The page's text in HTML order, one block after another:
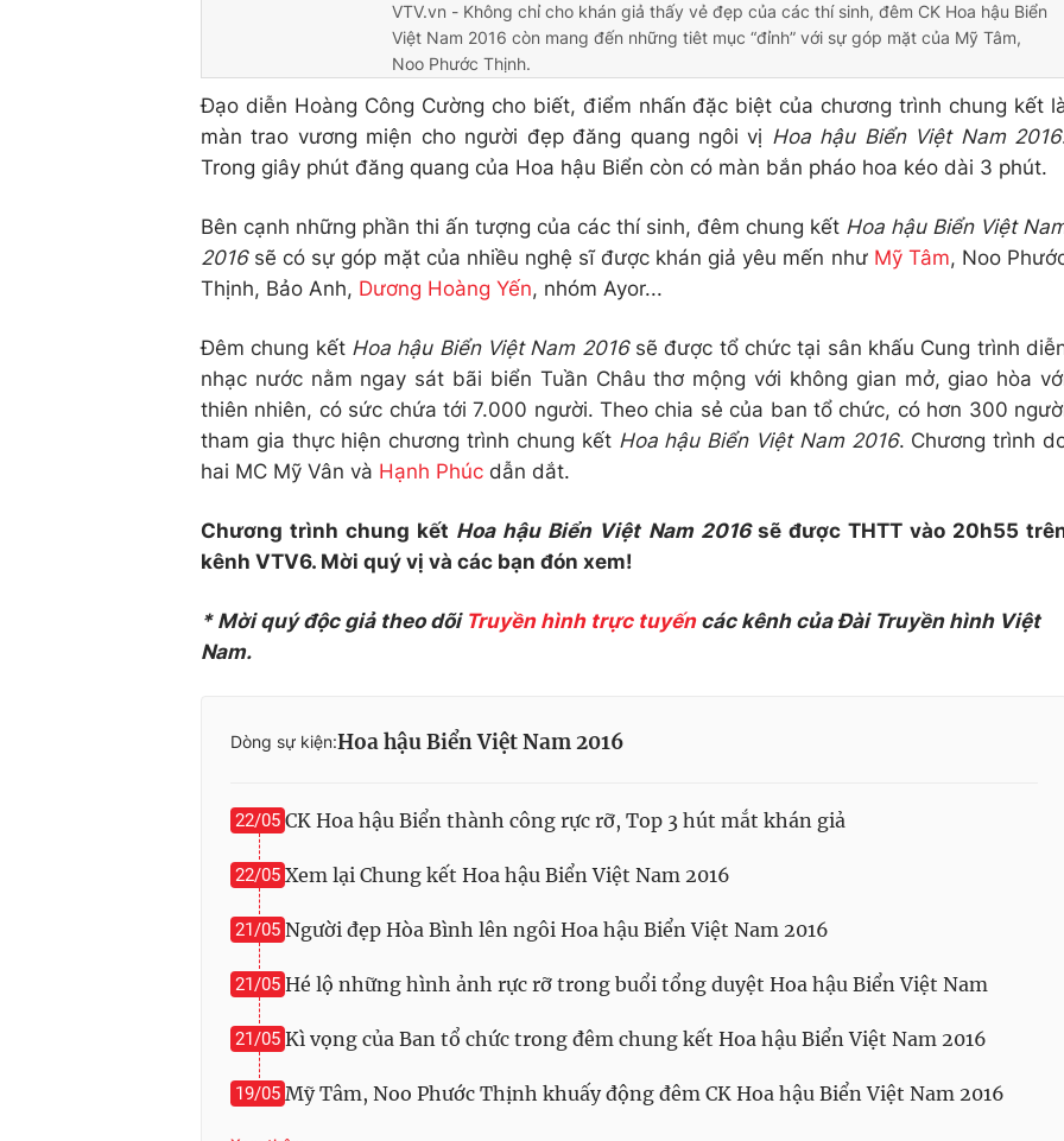
VTV.vn - Không chỉ cho khán giả thấy vẻ đẹp của các thí sinh, đêm CK Hoa hậu Biển
Việt Nam 2016 còn mang đến những tiêt mục “đỉnh” với sự góp mặt của Mỹ Tâm,
Noo Phước Thịnh.
Đạo diễn Hoàng Công Cường cho biết, điểm nhấn đặc biệt của chương trình chung kết
màn trao vương miện cho người đẹp đăng quang ngôi vị Hoa hậu Biển Việt Nam 2016
Trong giây phút đăng quang của Hoa hậu Biển còn có màn bắn pháo hoa kéo dài 3 phút.
Bên cạnh những phần thi ấn tượng của các thí sinh, đêm chung kết Hoa hậu Biển Việt
2016sẽ có sự góp mặt của nhiều nghệ sĩ được khán giả yêu mến như Mỹ Tâm, Noo
Thịnh, Bảo Anh, Dương Hoàng Yến, nhóm Ayor...
Đêm chung kết Hoa hậu Biển Việt Nam 2016sẽ được tổ chức tại sân khấu Cung trình
nhạc nước nằm ngay sát bãi biển Tuần Châu thơ mộng với không gian mở, giao hòa
thiên nhiên, có sức chứa tới 7.000 người. Theo chia sẻ của ban tổ chức, có hơn 300
tham gia thực hiện chương trình chung kết Hoa hậu Biển Việt Nam 2016. Chương trình
hai MC Mỹ Vân và Hạnh Phúc dẫn dắt.
Chương trình chung kết Hoa hậu Biển Việt Nam 2016sẽ được THTT vào 20h55
kênh VTV6. Mời quý vị và các bạn đón xem!
* Mời quý độc giả theo dõi Truyền hình trực tuyếncác kênh của Đài Truyền hình Việt
Nam.
Dòng sự kiện:Hoa hậu Biển Việt Nam 2016
22/05 CK Hoa hậu Biển thành công rực rỡ, Top 3 hút mắt khán giả
22/05 Xem lại Chung kết Hoa hậu Biển Việt Nam 2016
21/05 Người đẹp Hòa Bình lên ngôi Hoa hậu Biển Việt Nam 2016
21/05 Hé lộ những hình ảnh rực rỡ trong buổi tổng duyệt Hoa hậu Biển Việt Nam
21/05 Kì vọng của Ban tổ chức trong đêm chung kết Hoa hậu Biển Việt Nam 2016
19/05 Mỹ Tâm, Noo Phước Thịnh khuấy động đêm CK Hoa hậu Biển Việt Nam 2016